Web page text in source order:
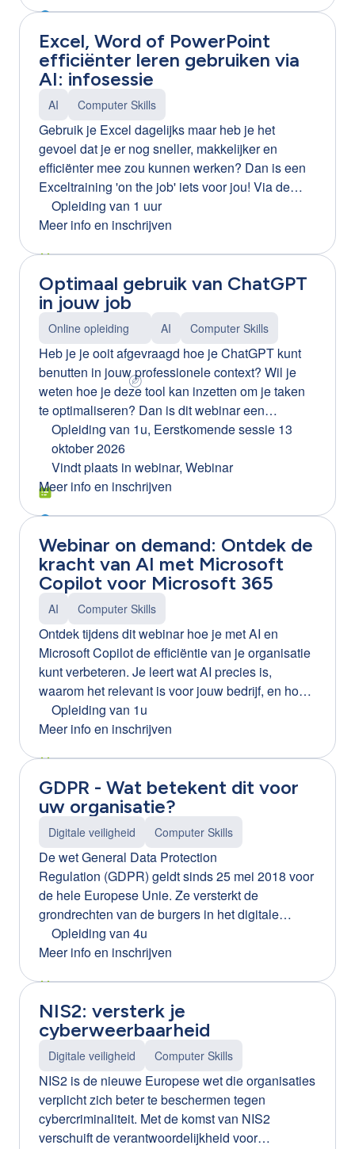
Waarom AI literacy belangrijk is voor jouw
organisatie Bedrijven die AI bewust inzetten,
halen er echte meerwaarde uit.Maar dat lukt
alleen wanneer medewerkers begrijpen: wat AI
wel en niet kan hoe ze AI veilig gebruiken hoe ze
kritisch omgaan met AI-resultaten hoe ze data en
privacy beschermen Met de juiste basiskennis
wordt AI geen hype of risico, maar een krachtige
ondersteuning in het dagelijkse werk. Praktische
opleiding van 2 uur Tijdens deze interactieve
opleiding leren medewerkers hoe ze AI-tools
veilig, ethisch en efficiënt kunnen gebruiken. We
data en privacy kritisch omgaan met AI-output
praktische toepassingen in de werkcontext Kort,
praktisch en meteen toepasbaar.
Excel, Word of PowerPoint
efficiënter leren gebruiken via
AI: infosessie
AI Computer Skills
Gebruik je Excel dagelijks maar heb je het
gevoel dat je er nog sneller, makkelijker en
efficiënter mee zou kunnen werken? Dan is een
Exceltraining 'on the job' iets voor jou! Via de
plugin Ortiz leer je enkel dat wat jij nodig hebt
voor jouw job, zonder hiervoor een dag opleiding
gepersonaliseerde tips. We zetten in op:
Upskilling en Reskilling Meegroeien
Resultaatgericht en efficiënt Maatwerk “Ortiz is
dé nieuwe manier van leren. Snel, kort, efficiënt
en op maat! Exact wat bedrijven vandaag nodig
hebben. Dit is het leren van de toekomst!” Ine
Indesteege – L&D manager CLB Group
Contacteer ons voor meer info of een korte demo
of neem deel aan het gratis
infowebinar: https://clb-
group.webinargeek.com/infowebinar-excel-word-
en-ppt-efficienter-leren-gebruiken-via-training-on-
the-job-ortiz Tip! Ook beschikbaar voor Word en
Opleiding van 1 uur
Meer info en inschrijven
Optimaal gebruik van ChatGPT
in jouw job
Online opleiding AI Computer Skills
Heb je je ooit afgevraagd hoe je ChatGPT kunt
benutten in jouw professionele context? Wil je
weten hoe je deze tool kan inzetten om je taken
te optimaliseren? Dan is dit webinar een
aanrader! Deze boeiende online workshop biedt
jou een heldere inzage in de werking van
ChatGPT en de vele manieren waarop het jouw
job kan verrijken. We onthullen de geheimen
praktische scenario's. Na de opleiding weet je
hoe je ChatGPT kan inzetten als jouw digitale
assistent.
Opleiding van 1u, Eerstkomende sessie 13
oktober 2026
Vindt plaats in webinar, Webinar
Meer info en inschrijven
Webinar on demand: Ontdek de
kracht van AI met Microsoft
Copilot voor Microsoft 365
AI Computer Skills
Ontdek tijdens dit webinar hoe je met AI en
Microsoft Copilot de efficiëntie van je organisatie
kunt verbeteren. Je leert wat AI precies is,
waarom het relevant is voor jouw bedrijf, en hoe
je Microsoft Copilot kunt inzetten om processen
te optimaliseren. Daarnaast krijg je inzicht in de
implementatie binnen je organisatie.
Opleiding van 1u
Meer info en inschrijven
GDPR - Wat betekent dit voor
uw organisatie?
Digitale veiligheid Computer Skills
De wet General Data Protection
Regulation (GDPR) geldt sinds 25 mei 2018 voor
de hele Europese Unie. Ze versterkt de
grondrechten van de burgers in het digitale
tijdperk maar dit heeft heel wat gevolgen voor
Vlaamse bedrijven. Tijdens deze workshop
werkgever kennen als het gaat om de privacy
van personeel. En na deze opleiding weet u
perfect wat u met persoonsgegevens wel en niet
mag doen. Ook de privacy van uw medewerkers
(denk aan camerabewaking, het gebruik van
sociale media, ...) wordt aan de hand van
concrete cases onder de loep genomen.
Opleiding van 4u
Meer info en inschrijven
NIS2: versterk je
cyberweerbaarheid
Digitale veiligheid Computer Skills
NIS2 is de nieuwe Europese wet die organisaties
verplicht zich beter te beschermen tegen
cybercriminaliteit. Met de komst van NIS2
verschuift de verantwoordelijkheid voor